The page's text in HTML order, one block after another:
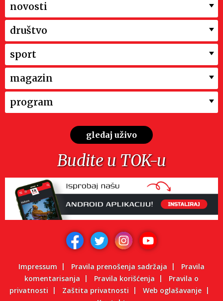
novosti
društvo
sport
magazin
program
gledaj uživo
Budite u TOK-u
Impressum Pravila prenošenja sadržaja
Pravila
komentarisanja
Pravila korišćenja
Pravila o
privatnosti
Zaštita privatnosti
Web oglašavanje